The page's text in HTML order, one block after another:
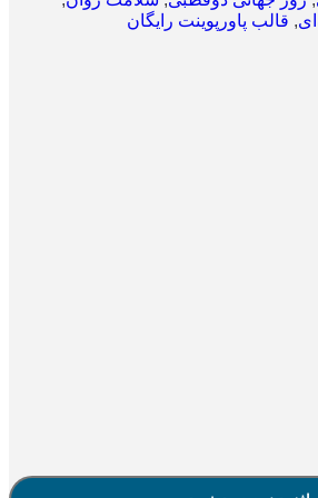
, قالب پاورپوینت رایگان